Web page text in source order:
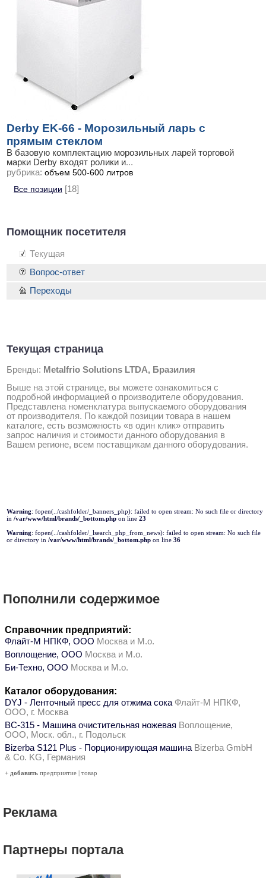
Derby EK-66 - Морозильный ларь с
прямым стеклом
В базовую комплектацию морозильных ларей торговой
марки Derby входят ролики и...
рубрика: объем 500-600 литров
Все позиции [18]
Помощник посетителя
Текущая
Текущая страница
Бренды: Metalfrio Solutions LTDA, Бразилия
Выше на этой странице, вы можете ознакомиться с
подробной информацией о производителе оборудования.
Представлена номенклатура выпускаемого оборудования
от производителя. По каждой позиции товара в нашем
каталоге, есть возможность «в один клик» отправить
запрос наличия и стоимости данного оборудования в
Вашем регионе, всем поставщикам данного оборудования.
Вопрос-ответ
Переходы
Warning: fopen(../cashfolder/_banners_php): failed to open stream: No such file or directory
in /var/www/html/brands/_bottom.php on line 23
Warning: fopen(../cashfolder/_lsearch_php_from_news): failed to open stream: No such file
or directory in /var/www/html/brands/_bottom.php on line 36
Пополнили содержимое
Справочник предприятий:
Флайт-М НПКФ, ООО Москва и М.о.
Воплощение, ООО Москва и М.о.
Би-Техно, ООО Москва и М.о.
Каталог оборудования:
DYJ - Ленточный пресс для отжима сока Флайт-М НПКФ,
ООО, г. Москва
ВС-315 - Машина очистительная ножевая Воплощение,
ООО, Моск. обл., г. Подольск
Bizerba S121 Plus - Порционирующая машина Bizerba GmbH
& Co. KG, Германия
+ добавить предприятие | товар
Реклама
Партнеры портала